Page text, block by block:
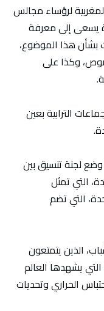
لرؤساء مجالس
يسعى إلى معرفة
بشأن هذا الموضوع،
وكذا على
الترابية بعين
لجنة تنسيق بين
التي تمثل
التي تضم
الذين يتمتعون
يشهدها العالم
الحراري وتحديات